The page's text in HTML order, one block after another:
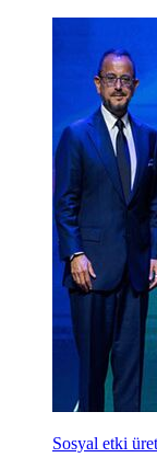
Sosyal etki